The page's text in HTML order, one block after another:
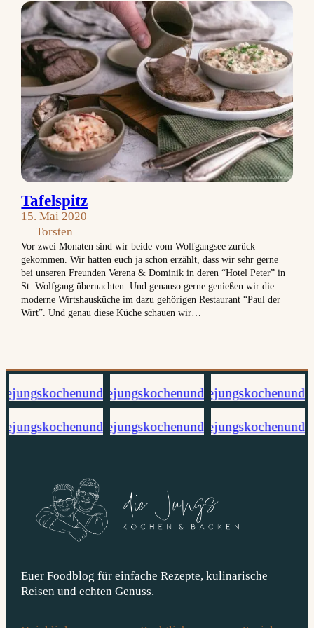
Tafelspitz
15. Mai 2020
Torsten
Vor zwei Monaten sind wir beide vom Wolfgangsee zurück
gekommen. Wir hatten euch ja schon erzählt, dass wir sehr gerne
bei unseren Freunden Verena & Dominik in deren “Hotel Peter” in
St. Wolfgang übernachten. Und genauso gerne genießen wir die
moderne Wirtshausküche im dazu gehörigen Restaurant “Paul der
Wirt”. Und genau diese Küche schauen wir…
Euer Foodblog für einfache Rezepte, kulinarische
Reisen und echten Genuss.